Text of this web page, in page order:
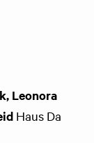
Leonora
Haus Da